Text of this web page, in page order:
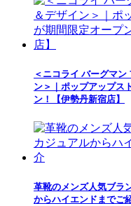
＜ニコライ バーグマン
ン＞｜ポップアップス
ン！【伊勢丹新宿店】
革靴のメンズ人気ブラ
からハイエンドまでご